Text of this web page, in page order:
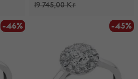
19 745,00 Kr
-46% -45%